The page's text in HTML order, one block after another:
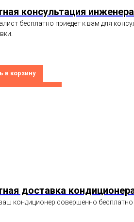
консультация инженера
бесплатно приедет к вам для
в корзину
доставка
кондиционер совершенно бесплатно